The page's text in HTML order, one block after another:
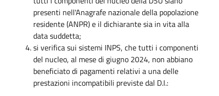
presenti nell'Anagrafe nazionale della popolazione
residente (ANPR) e il dichiarante sia in vita alla
data suddetta;
si verifica sui sistemi INPS, che tutti i componenti
del nucleo, al mese di giugno 2024, non abbiano
beneficiato di pagamenti relativi a una delle
prestazioni incompatibili previste dal D.I.: